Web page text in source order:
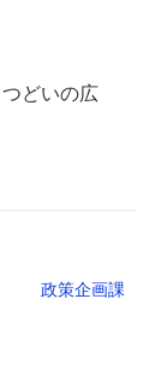
どいの広
政策企画課